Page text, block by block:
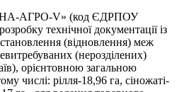
АГРО-V» (код ЄДРПОУ
технічної документації із
(відновлення) меж
(нерозділених)
орієнтовною загальною
числі: рілля-18,96 га, сіножаті-